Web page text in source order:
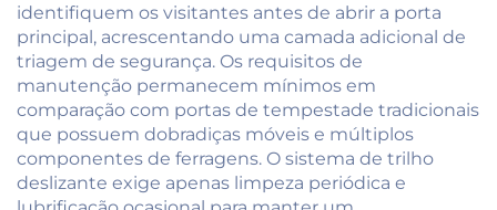
identifiquem os visitantes antes de abrir a porta
principal, acrescentando uma camada adicional de
triagem de segurança. Os requisitos de
manutenção permanecem mínimos em
comparação com portas de tempestade tradicionais
que possuem dobradiças móveis e múltiplos
componentes de ferragens. O sistema de trilho
deslizante exige apenas limpeza periódica e